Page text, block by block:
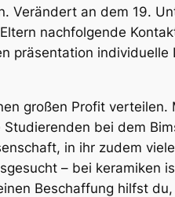
Verändert an dem 19.
nachfolgende
präsentation individuelle
großen Profit verteilen.
bei dem
in ihr zudem
– bei keramiken
Beschaffung hilfst du,